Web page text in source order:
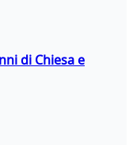
di Chiesa e